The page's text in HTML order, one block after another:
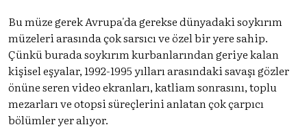
Bu müze gerek Avrupa'da gerekse dünyadaki soykırım
müzeleri arasında çok sarsıcı ve özel bir yere sahip.
Çünkü burada soykırım kurbanlarından geriye kalan
kişisel eşyalar, 1992-1995 yılları arasındaki savaşı gözler
önüne seren video ekranları, katliam sonrasını, toplu
mezarları ve otopsi süreçlerini anlatan çok çarpıcı
bölümler yer alıyor.